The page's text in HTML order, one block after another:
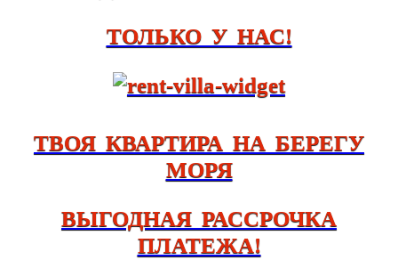
ТОЛЬКО У НАС!
ТВОЯ КВАРТИРА НА БЕРЕГУ
МОРЯ
ВЫГОДНАЯ РАССРОЧКА
ПЛАТЕЖА!